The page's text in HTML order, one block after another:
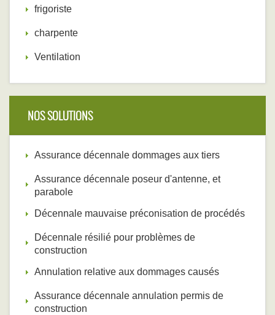
frigoriste
charpente
Ventilation
NOS SOLUTIONS
Assurance décennale dommages aux tiers
Assurance décennale poseur d'antenne, et
parabole
Décennale mauvaise préconisation de procédés
Décennale résilié pour problèmes de
construction
Annulation relative aux dommages causés
Assurance décennale annulation permis de
construction